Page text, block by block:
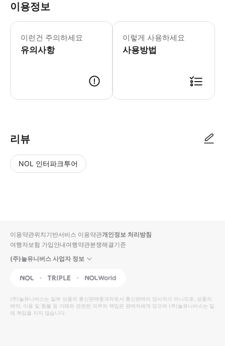
이용정보
이런건 주의하세요
유의사항
마이애미 동물원 월-일: 10:00-17:00
* 플로리다에서 가장 큰 동물원이자
- Tip: * 베스트 밸류 콤보 패키지를
이렇게 사용하세요
사용방법
리뷰
NOL 인터파크투어
입니
다.
높
은
순
동
영
상
순
상
이용약관위치기반서비스 이용약관개인정보 처리방침
여행자보험 가입안내여행약관분쟁해결기준
(주)놀유니버스 사업자 정보
NOL Triple Interpark Global
(주)놀유니버스는 일부 상품의 통신판매중개자로서 통신판매의 당사자가 아니므로, 상품의
예약, 이용 및 환불 등 거래와 관련된 의무와 책임은 판매자에게 있으며 (주)놀유니버스는 일
체 책임을 지지 않습니다.